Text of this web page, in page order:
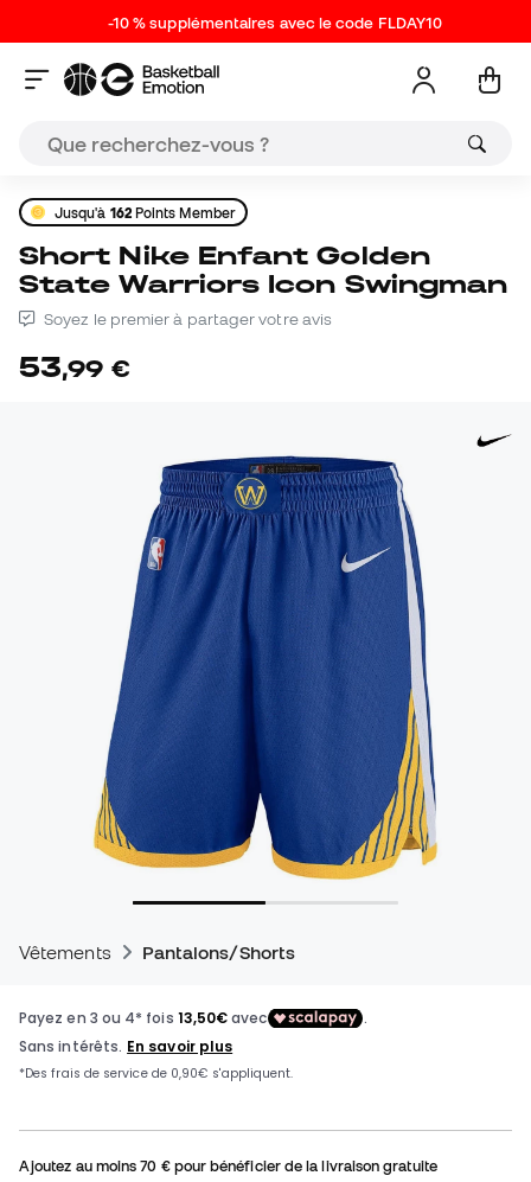
-10 % supplémentaires avec le code FLDAY10
Jusqu'à 162Points Member
Short Nike Enfant Golden
State Warriors Icon Swingman
Soyez le premier à partager votre avis
53,99 €
Vêtements Pantalons/Shorts
Ajoutez au moins70 €pour bénéficier de la livraison gratuite